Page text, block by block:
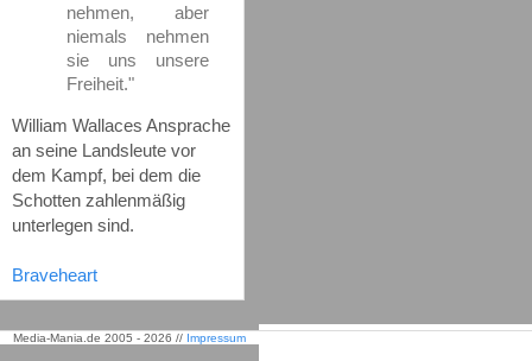
nehmen, aber
niemals nehmen
sie uns unsere
Freiheit."
William Wallaces Ansprache
an seine Landsleute vor
dem Kampf, bei dem die
Schotten zahlenmäßig
unterlegen sind.
Braveheart
Media-Mania.de 2005 - 2026 // Impressum